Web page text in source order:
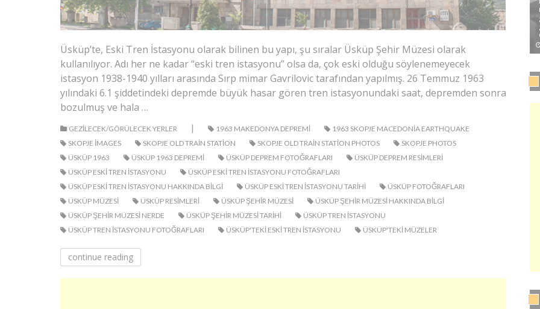
Üsküp’te, Eski Tren İstasyonu olarak bilinen bu yapı, şu sıralar Üsküp Şehir Müzesi olarak
kullanılıyor. Adı her ne kadar “eski tren istasyonu” olsa da, çok eski olduğu söylenemeyecek
istasyon 1938-1940 yılları arasında Sırp mimar Gavrilovic tarafından yapılmış. 26 Temmuz 1963
yılındaki 6.1 şiddetindeki depremde büyük hasar gören tren istasyonundaki saat, depremden sonra
bozulmuş ve hala …
GEZILECEK/GÖRÜLECEK YERLER | 1963 MAKEDONYA DEPREMI
1963 SKOPJE MACEDONIA EARTHQUAKE
SKOPJE IMAGES
SKOPJE OLD TRAIN STATION SKOPJE OLD TRAIN STATION PHOTOS
SKOPJE PHOTOS
ÜSKÜP 1963
ÜSKÜP 1963 DEPREMI ÜSKÜP DEPREM FOTOĞRAFLARI
ÜSKÜP DEPREM RESIMLERI
ÜSKÜP ESKI TREN ISTASYONU
ÜSKÜP ESKI TREN ISTASYONU FOTOĞRAFLARI
ÜSKÜP ESKI TREN ISTASYONU HAKKINDA BILGI
ÜSKÜP ESKI TREN ISTASYONU TARIHI
ÜSKÜP FOTOĞRAFLARI
ÜSKÜP MÜZESI
ÜSKÜP RESIMLERI ÜSKÜP ŞEHIR MÜZESI
ÜSKÜP ŞEHIR MÜZESI HAKKINDA BILGI
ÜSKÜP ŞEHIR MÜZESI NERDE
ÜSKÜP ŞEHIR MÜZESI TARIHI
ÜSKÜP TREN ISTASYONU
ÜSKÜP TREN ISTASYONU FOTOĞRAFLARI
ÜSKÜP'TEKI ESKI TREN ISTASYONU ÜSKÜP'TEKI MÜZELER
continue reading